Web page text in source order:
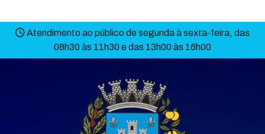
Atendimento ao público de segunda à sexta-feira, das
08h30 às 11h30 e das 13h00 às 16h00